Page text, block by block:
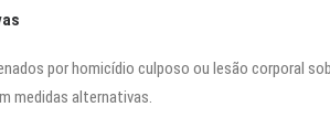
por homicídio culposo ou lesão corporal
medidas alternativas.